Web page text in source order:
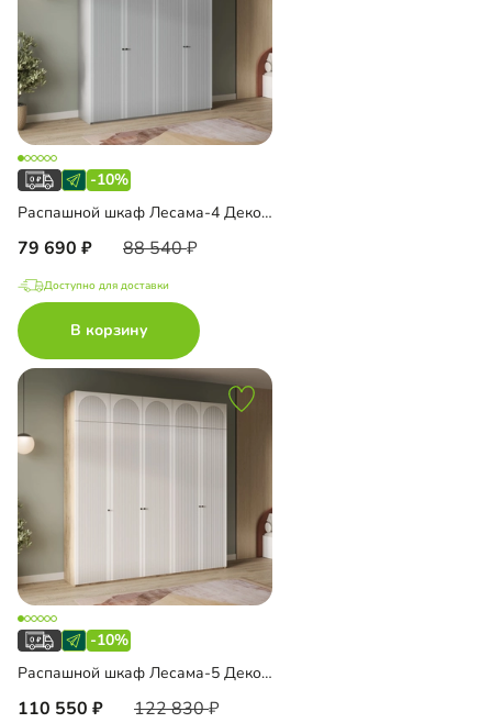
-10%
Распашной шкаф Лесама-4 Декор 1 с антресолью
79 690 88 540
Доступно для доставки
В корзину
-10%
Распашной шкаф Лесама-5 Декор 1 с антресолью
110 550 122 830